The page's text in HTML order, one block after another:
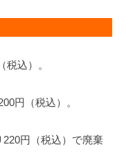
込）。
円（税込）。
円（税込）で廃棄